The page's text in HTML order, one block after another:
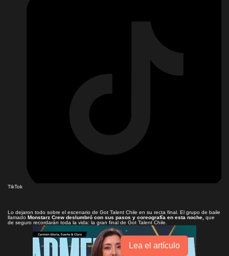
TikTok
Lo dejaron todo sobre el escenario de Got Talent Chile en su recta final. El grupo de baile
llamado Monstarz Crew deslumbró con sus pasos y coreografía en esta noche, que
de seguro recordarán toda la vida: la gran final de Got Talent Chile.
Lea el artículo